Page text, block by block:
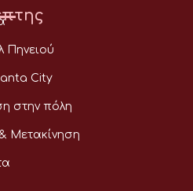
Πηνειού
City
στην πόλη
Μετακίνηση